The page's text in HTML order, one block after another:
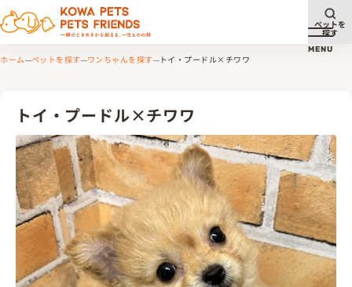
メニ
MENU
ペットを
探す
ホーム ペットを探す ワンちゃんを探す トイ・プードル×チワワ
トイ・プードル×チワワ